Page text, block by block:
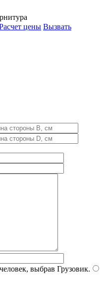
цены Вызвать
выбрав Грузовик.